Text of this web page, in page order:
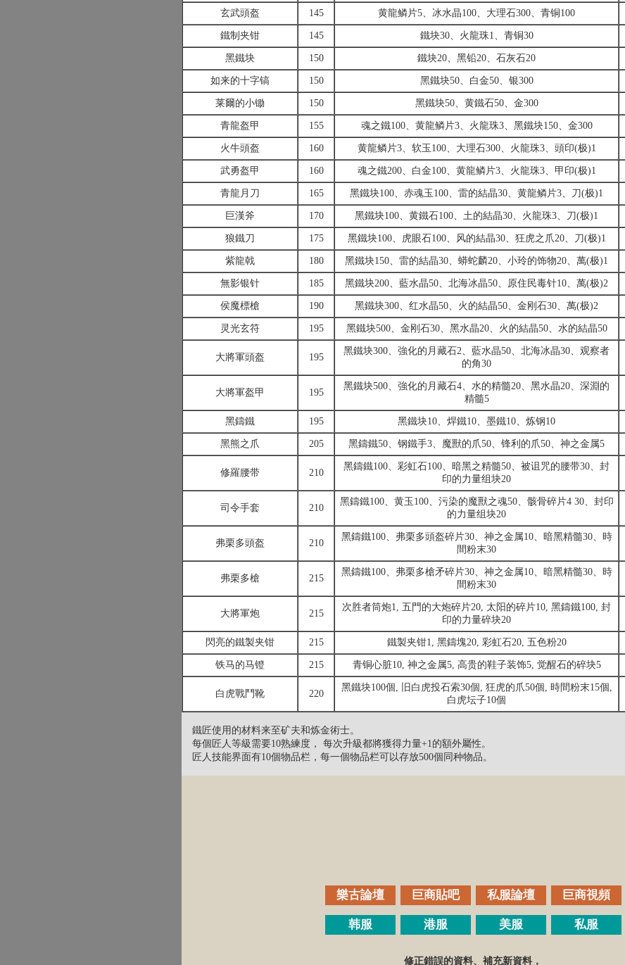
玄武頭盔 145 黄龍鳞片5、冰水晶100、大理石300、青铜100
鐵制夹钳 145 鐵块30、火龍珠1、青铜30
黑鐵块 150 鐵块20、黑铅20、石灰石20
如来的十字镐 150 黑鐵块50、白金50、银300
莱爾的小锄 150 黑鐵块50、黄鐵石50、金300
青龍盔甲 155 魂之鐵100、黄龍鳞片3、火龍珠3、黑鐵块150、金300
火牛頭盔 160 黄龍鳞片3、软玉100、大理石300、火龍珠3、頭印(极)1
武勇盔甲 160 魂之鐵200、白金100、黄龍鳞片3、火龍珠3、甲印(极)1
青龍月刀 165 黑鐵块100、赤魂玉100、雷的結晶30、黄龍鳞片3、刀(极)1
巨漢斧 170 黑鐵块100、黄鐵石100、土的結晶30、火龍珠3、刀(极)1
狼鐵刀 175 黑鐵块100、虎眼石100、风的結晶30、狂虎之爪20、刀(极)1
紫龍戟 180 黑鐵块150、雷的結晶30、蟒蛇麟20、小玲的饰物20、萬(极)1
無影银针 185 黑鐵块200、藍水晶50、北海冰晶50、原住民毒针10、萬(极)2
侯魔標槍 190 黑鐵块300、红水晶50、火的結晶50、金刚石30、萬(极)2
灵光玄符 195 黑鐵块500、金刚石30、黑水晶20、火的結晶50、水的結晶50
大將軍頭盔 195
黑鐵块300、強化的月藏石2、藍水晶50、北海冰晶30、观察者
的角30
大將軍盔甲 195
黑鐵块500、強化的月藏石4、水的精髓20、黑水晶20、深淵的
精髓5
黑鑄鐵 195 黑鐵块10、焊鐵10、墨鐵10、炼钢10
黑熊之爪 205 黑鑄鐵50、钢鐵手3、魔獸的爪50、锋利的爪50、神之金属5
修羅腰带 210
黑鑄鐵100、彩虹石100、暗黑之精髓50、被诅咒的腰带30、封
印的力量组块20
司令手套 210
黑鑄鐵100、黄玉100、污染的魔獸之魂50、骸骨碎片4 30、封印
的力量组块20
弗栗多頭盔 210
黑鑄鐵100、弗栗多頭盔碎片30、神之金属10、暗黑精髓30、時
間粉末30
弗栗多槍 215
黑鑄鐵100、弗栗多槍矛碎片30、神之金属10、暗黑精髓30、時
間粉末30
大將軍炮 215
次胜者筒炮1, 五門的大炮碎片20, 太阳的碎片10, 黑鑄鐵100, 封
印的力量碎块20
閃亮的鐵製夹钳 215 鐵製夹钳1, 黑鑄塊20, 彩虹石20, 五色粉20
铁马的马镫 215 青铜心脏10, 神之金属5, 高贵的鞋子装饰5, 觉醒石的碎块5
白虎戰鬥靴 220
黑鐵块100個, 旧白虎投石索30個, 狂虎的爪50個, 時間粉末15個,
白虎坛子10個
鐵匠使用的材料来至矿夫和炼金術士。
每個匠人等級需要10熟練度， 每次升級都將獲得力量+1的額外屬性。
匠人技能界面有10個物品栏，每一個物品栏可以存放500個同种物品。
樂古論壇 巨商貼吧 私服論壇 巨商視頻
韩服 港服 美服 私服
修正錯誤的資料、補充新資料，